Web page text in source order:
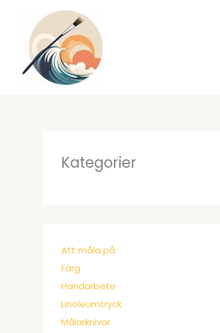
innehåll
Kategorier
Att måla på
Färg
Handarbete
Linoleumtryck
Målarknivar